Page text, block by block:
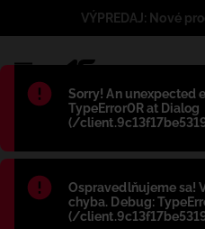
Błąd:
Sorry! An unexpected
TypeError0R at Dialog
(/
Błąd:
Ospravedlňujeme sa!
chyba. Debug:
(/
VÝPREDAJ: Nové